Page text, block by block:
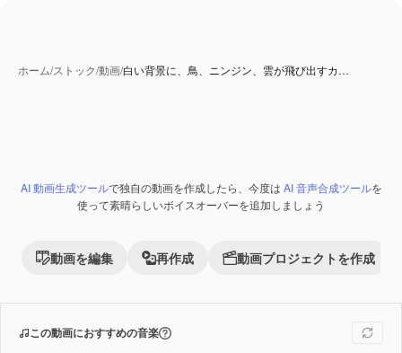
ホーム/ストック/動画/白い背景に、鳥、ニンジン、雲が飛び出すカ…
Premium
AI 動画生成ツールで独自の動画を作成したら、今度は AI 音声合成ツールを
使って素晴らしいボイスオーバーを追加しましょう
動画を編集 再作成 動画プロジェクトを作成
この動画におすすめの音楽